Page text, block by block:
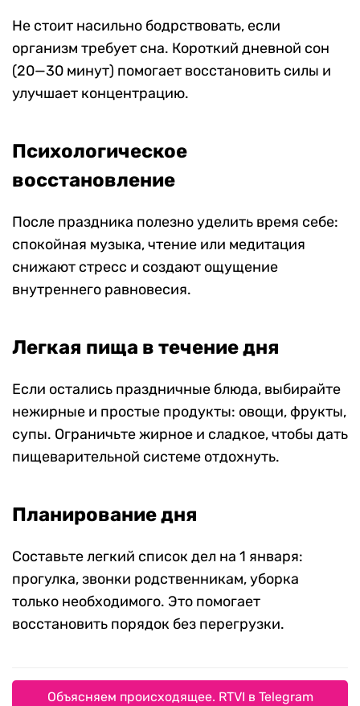
Не стоит насильно бодрствовать, если
организм требует сна. Короткий дневной сон
(20—30 минут) помогает восстановить силы и
улучшает концентрацию.
Психологическое
восстановление
После праздника полезно уделить время себе:
спокойная музыка, чтение или медитация
снижают стресс и создают ощущение
внутреннего равновесия.
Легкая пища в течение дня
Если остались праздничные блюда, выбирайте
нежирные и простые продукты: овощи, фрукты,
супы. Ограничьте жирное и сладкое, чтобы дать
пищеварительной системе отдохнуть.
Планирование дня
Составьте легкий список дел на 1 января:
прогулка, звонки родственникам, уборка
только необходимого. Это помогает
восстановить порядок без перегрузки.
Объясняем происходящее. RTVI в Telegram